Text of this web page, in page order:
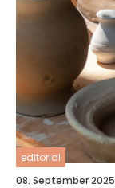
editorial
08. September 2025